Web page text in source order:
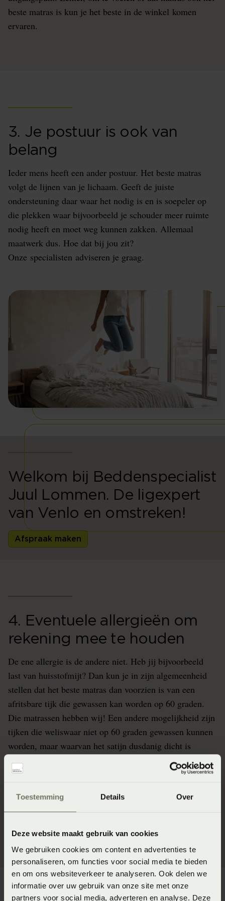
Toestemming Details Over
Deze website maakt gebruik van cookies
We gebruiken cookies om content en advertenties te
personaliseren, om functies voor social media te bieden
en om ons websiteverkeer te analyseren. Ook delen we
informatie over uw gebruik van onze site met onze
partners voor social media, adverteren en analyse. Deze
beste matras is kun je het beste in de winkel komen
ervaren.
3. Je postuur is ook van
belang
Ieder mens heeft een ander postuur. Het beste matras
volgt de lijnen van je lichaam. Geeft de juiste
ondersteuning daar waar het nodig is en is soepeler op
die plekken waar bijvoorbeeld je schouder meer ruimte
nodig heeft en moet weg kunnen zakken. Allemaal
maatwerk dus. Hoe dat bij jou zit?
Onze specialisten adviseren je graag.
Welkom bij Beddenspecialist
Juul Lommen. De ligexpert
van Venlo en omstreken!
Afspraak maken
4. Eventuele allergieën om
rekening mee te houden
De ene allergie is de andere niet. Heb jij bijvoorbeeld
last van huisstofmijt? Dan kun je in zijn algemeenheid
stellen dat het beste matras dan voorzien is van een
afritsbare tijk die gewassen kan worden op 60 graden.
Die matrassen hebben wij! Een andere mogelijkheid zijn
tijken die weliswaar niet op 60 graden gewassen kunnen
worden, maar waarvan het satijn dusdanig dicht is
geweven dat huisstofmijt geen kans krijgt om zich te
settelen.
Zo zijn er nog veel meer allergieën die van invloed